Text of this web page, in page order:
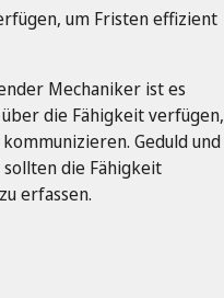
um Fristen effizient
Mechaniker ist es
die Fähigkeit verfügen,
Geduld und
die Fähigkeit
erfassen.